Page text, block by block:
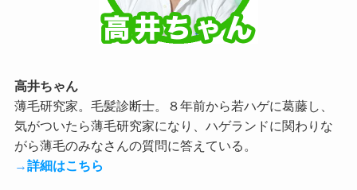
高井ちゃん
薄毛研究家。毛髪診断士。８年前から若ハゲに葛藤し、
気がついたら薄毛研究家になり、ハゲランドに関わりな
がら薄毛のみなさんの質問に答えている。
→詳細はこちら